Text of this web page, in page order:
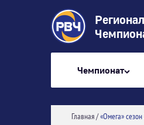
Чемпионат
Главная/«Омега»